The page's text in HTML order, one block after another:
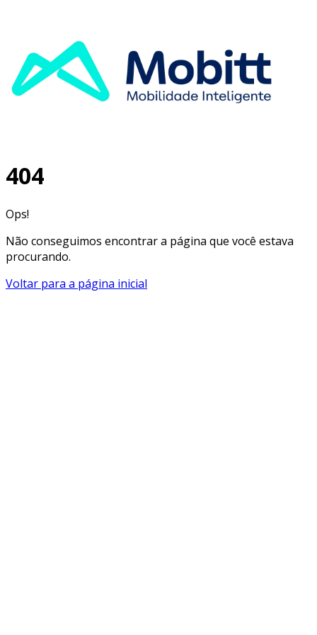
404
Ops!
Não conseguimos encontrar a página que você estava
procurando.
Voltar para a página inicial